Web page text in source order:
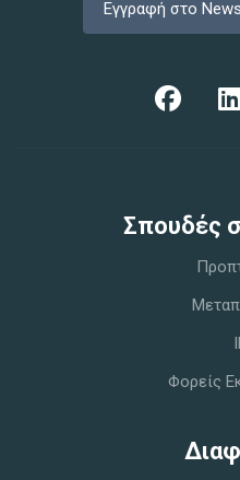
Εγγραφή στο
Σπoυδές
Φορείς